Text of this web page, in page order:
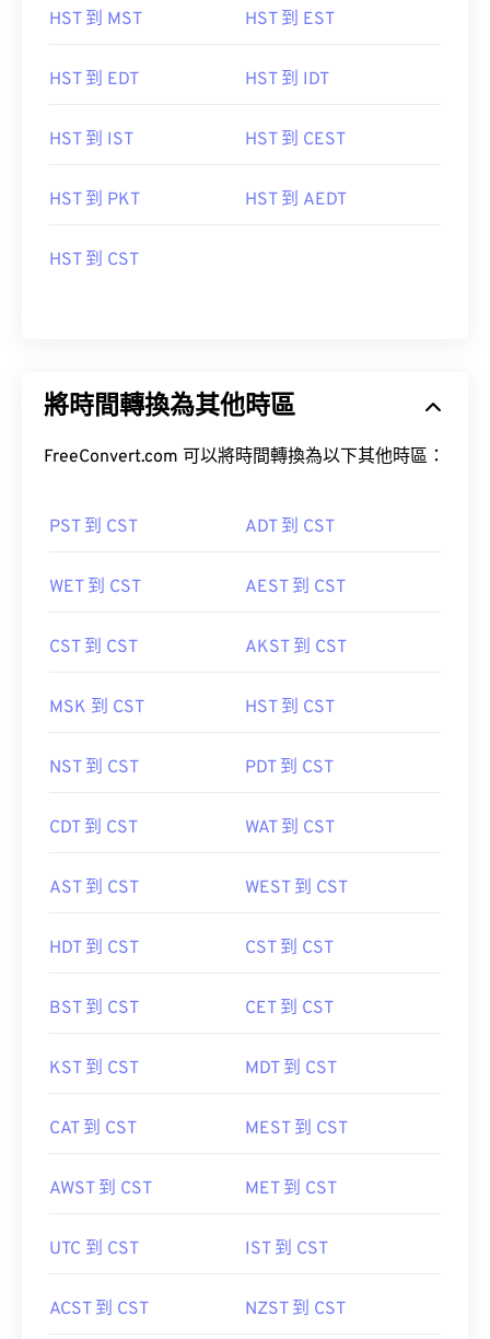
HST 到 MST HST 到 EST
HST 到 EDT HST 到 IDT
HST 到 IST HST 到 CEST
HST 到 PKT HST 到 AEDT
HST 到 CST
將時間轉換為其他時區
FreeConvert.com 可以將時間轉換為以下其他時區：
PST 到 CST ADT 到 CST
WET 到 CST AEST 到 CST
CST 到 CST AKST 到 CST
MSK 到 CST HST 到 CST
NST 到 CST PDT 到 CST
CDT 到 CST WAT 到 CST
AST 到 CST WEST 到 CST
HDT 到 CST CST 到 CST
BST 到 CST CET 到 CST
KST 到 CST MDT 到 CST
CAT 到 CST MEST 到 CST
AWST 到 CST MET 到 CST
UTC 到 CST IST 到 CST
ACST 到 CST NZST 到 CST